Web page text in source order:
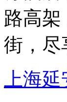
路高
街，尽
上海